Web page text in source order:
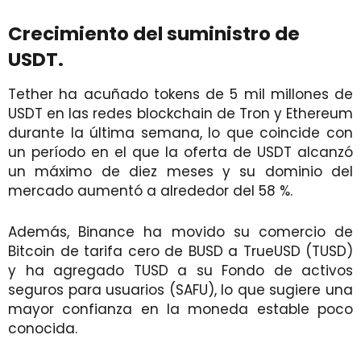
Crecimiento del suministro de
USDT.
Tether ha acuñado tokens de 5 mil millones de
USDT en las redes blockchain de Tron y Ethereum
durante la última semana, lo que coincide con
un período en el que la oferta de USDT alcanzó
un máximo de diez meses y su dominio del
mercado aumentó a alrededor del 58 %.
Además, Binance ha movido su comercio de
Bitcoin de tarifa cero de BUSD a TrueUSD (TUSD)
y ha agregado TUSD a su Fondo de activos
seguros para usuarios (SAFU), lo que sugiere una
mayor confianza en la moneda estable poco
conocida.